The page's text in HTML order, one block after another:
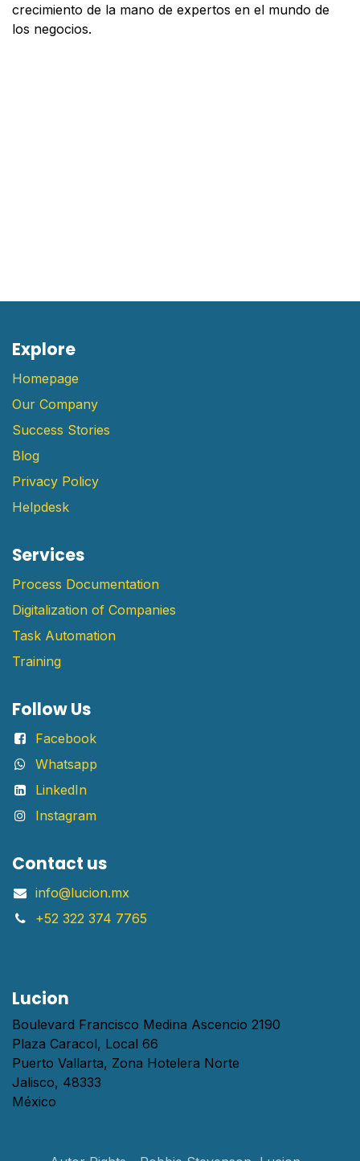
crecimiento de la mano de expertos en el mundo de
los negocios.
E​xplore
Homepage
Our Company
Success Stories
Blog
Privacy Policy
Helpdesk
Services
Process Documentation
Digitalization of Companies
Task Automation
Training
Follow Us
Facebook
Whatsapp
LinkedIn
Instagram
Contact us
info@lucion.mx
+52 322 374 7765
Lucion
Boulevard Francisco Medina Ascencio 2190
Plaza Caracol, Local 66
Puerto Vallarta, Zona Hotelera Norte
Jalisco, 48333
México